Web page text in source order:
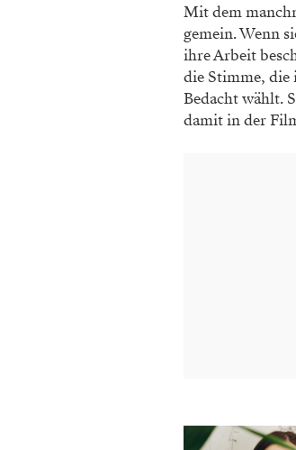
Mit dem
gemein. Wenn
ihre Arbeit
die Stimme, die
Bedacht wählt.
damit in der